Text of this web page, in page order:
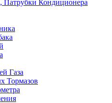
Патрубки Кондиционера
Газа
Тормазов